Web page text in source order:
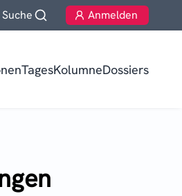
Suche Anmelden
TagesKolumneDossiers